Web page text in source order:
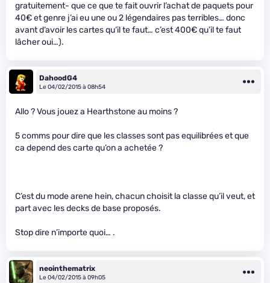
gratuitement- que ce que te fait ouvrir l’achat de paquets pour
40€ et genre j’ai eu une ou 2 légendaires pas terribles… donc
avant d’avoir les cartes qu’il te faut… c’est 400€ qu’il te faut
lâcher oui…).
DahoodG4
Le 04/02/2015 à 08h54
Allo ? Vous jouez a Hearthstone au moins ?
5 comms pour dire que les classes sont pas equilibrées et que
ca depend des carte qu’on a achetée ?
C’est du mode arene hein, chacun choisit la classe qu’il veut, et
part avec les decks de base proposés.
Stop dire n’importe quoi… .
neointhematrix
Le 04/02/2015 à 09h05